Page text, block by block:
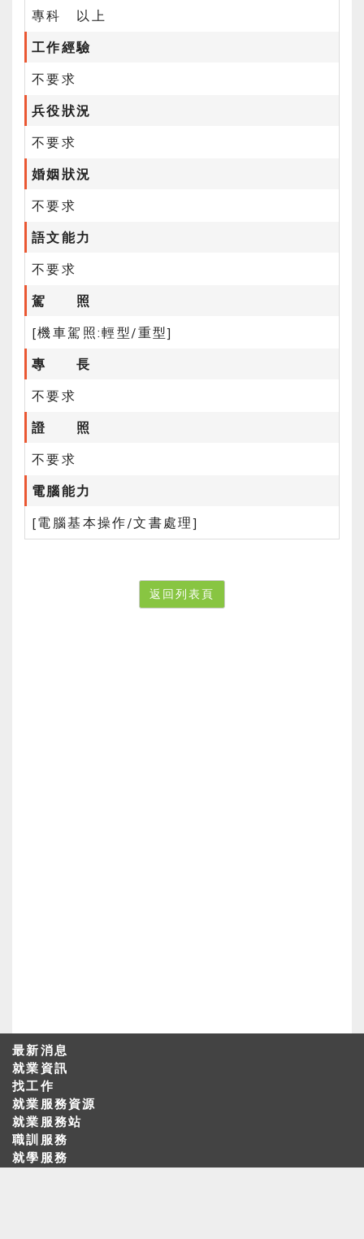
專科 以上
工作經驗
不要求
兵役狀況
不要求
婚姻狀況
不要求
語文能力
不要求
駕 照
[機車駕照:輕型/重型]
專 長
不要求
證 照
不要求
電腦能力
[電腦基本操作/文書處理]
返回列表頁
最新消息
就業資訊
找工作
就業服務資源
就業服務站
職訓服務
就學服務